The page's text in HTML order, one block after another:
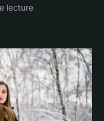
lecture